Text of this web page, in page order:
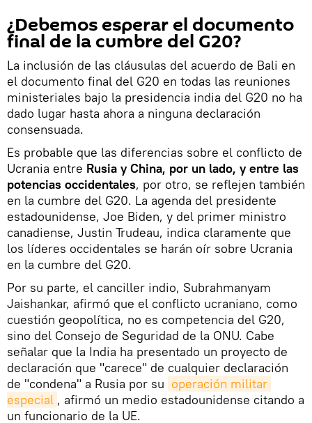
¿Debemos esperar el documento
final de la cumbre del G20?
La inclusión de las cláusulas del acuerdo de Bali en
el documento final del G20 en todas las reuniones
ministeriales bajo la presidencia india del G20 no ha
dado lugar hasta ahora a ninguna declaración
consensuada.
Es probable que las diferencias sobre el conflicto de
Ucrania entre Rusia y China, por un lado, y entre las
potencias occidentales, por otro, se reflejen también
en la cumbre del G20. La agenda del presidente
estadounidense, Joe Biden, y del primer ministro
canadiense, Justin Trudeau, indica claramente que
los líderes occidentales se harán oír sobre Ucrania
en la cumbre del G20.
Por su parte, el canciller indio, Subrahmanyam
Jaishankar, afirmó que el conflicto ucraniano, como
cuestión geopolítica, no es competencia del G20,
sino del Consejo de Seguridad de la ONU. Cabe
señalar que la India ha presentado un proyecto de
declaración que "carece" de cualquier declaración
de "condena" a Rusia por su operación militar
especial , afirmó un medio estadounidense citando a
un funcionario de la UE.